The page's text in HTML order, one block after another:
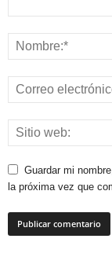
Guardar mi
la próxima vez que